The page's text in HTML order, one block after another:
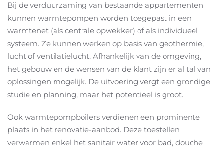
Bij de verduurzaming van bestaande appartementen
kunnen warmtepompen worden toegepast in een
warmtenet (als centrale opwekker) of als individueel
systeem. Ze kunnen werken op basis van geothermie,
lucht of ventilatielucht. Afhankelijk van de omgeving,
het gebouw en de wensen van de klant zijn er al tal van
oplossingen mogelijk. De uitvoering vergt een grondige
studie en planning, maar het potentieel is groot.
Ook warmtepompboilers verdienen een prominente
plaats in het renovatie-aanbod. Deze toestellen
verwarmen enkel het sanitair water voor bad, douche